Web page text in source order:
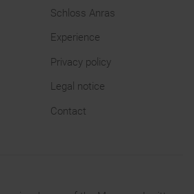
Schloss Anras
Experience
Privacy policy
Legal notice
Contact